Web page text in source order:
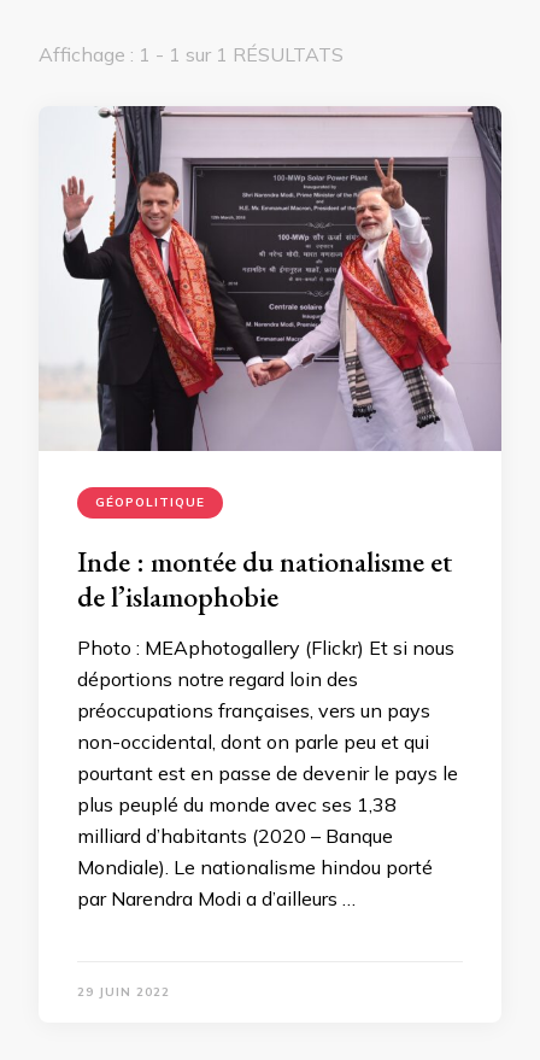
Affichage : 1 - 1 sur 1 RÉSULTATS
GÉOPOLITIQUE
Inde : montée du nationalisme et
de l’islamophobie
Photo : MEAphotogallery (Flickr) Et si nous
déportions notre regard loin des
préoccupations françaises, vers un pays
non-occidental, dont on parle peu et qui
pourtant est en passe de devenir le pays le
plus peuplé du monde avec ses 1,38
milliard d’habitants (2020 – Banque
Mondiale). Le nationalisme hindou porté
par Narendra Modi a d’ailleurs …
29 JUIN 2022